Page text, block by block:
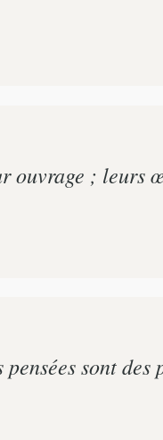
ouvrage ; leurs
sont des